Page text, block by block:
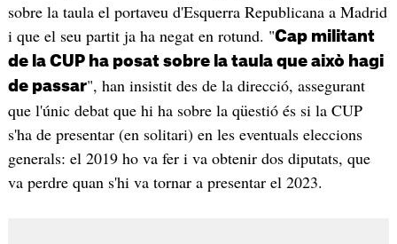
sobre la taula el portaveu d'Esquerra Republicana a Madrid
i que el seu partit ja ha negat en rotund. "Cap militant
de la CUP ha posat sobre la taula que això hagi
de passar", han insistit des de la direcció, assegurant
que l'únic debat que hi ha sobre la qüestió és si la CUP
s'ha de presentar (en solitari) en les eventuals eleccions
generals: el 2019 ho va fer i va obtenir dos diputats, que
va perdre quan s'hi va tornar a presentar el 2023.